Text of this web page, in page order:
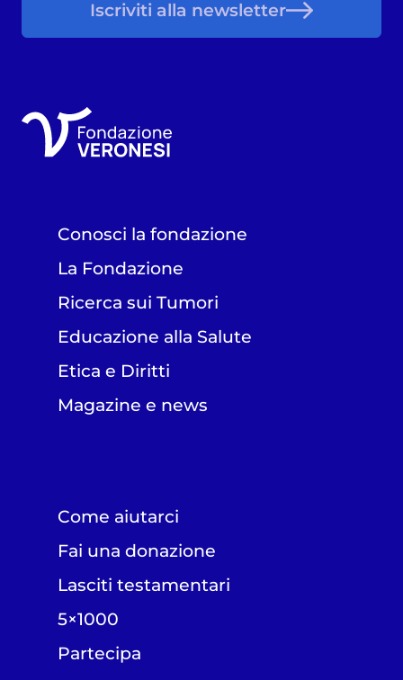
Iscriviti alla newsletter
Conosci la fondazione
La Fondazione
Ricerca sui Tumori
Educazione alla Salute
Etica e Diritti
Magazine e news
Come aiutarci
Fai una donazione
Lasciti testamentari
5×1000
Partecipa